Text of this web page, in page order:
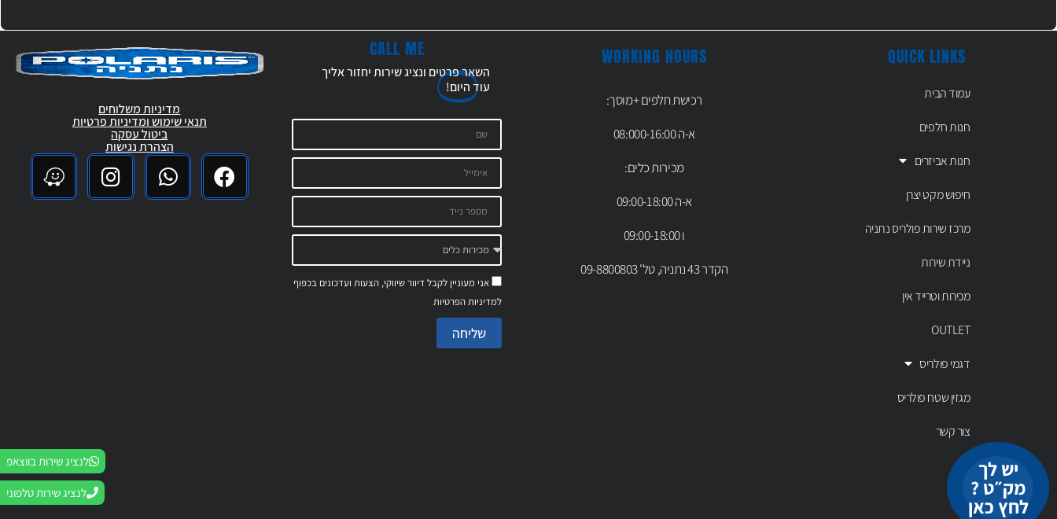
QUICK LINKS
עמוד הבית
חנות חלפים
חנות אביזרים
חיפוש מקט יצרן
מרכז שירות פולריס נתניה
ניידת שירות
מכירות וטרייד אין
OUTLET
דגמי פולריס
מגזין שטח פולריס
צור קשר
יש לך
מק״ט ?
לחץ כאן
WORKING HOURS
רכישת חלפים +מוסך:
א-ה 08:000-16:00
מכירות כלים:
א-ה 09:00-18:00
ו 09:00-18:00
הקדר 43 נתניה, טל' 09-8800803
CALL ME
השאר פרטים ונציג שירות יחזור אליך
עודהיום!
אני מעוניין לקבל דיוור שיווקי, הצעות ועדכונים בכפוף
למדיניות הפרטיות
שליחה
לנציג שירות בווצאפ
לנציג שירות טלפוני
מדיניות משלוחים
תנאי שימוש ומדיניות פרטיות
ביטול עסקה
הצהרת נגישות